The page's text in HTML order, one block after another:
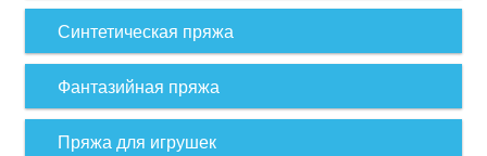
Синтетическая пряжа
Фантазийная пряжа
Пряжа для игрушек